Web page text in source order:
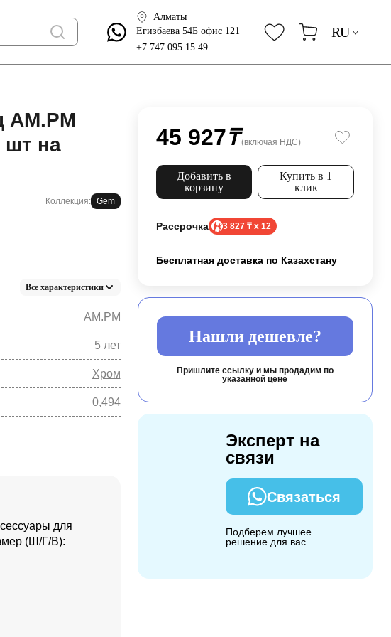
Алматы
Егизбаева 54Б офис 121
+7 747 095 15 49
RU
AM.PM
шт на
Коллекция: Gem
Все характеристики
AM.PM
5 лет
Хром
0,494
45 927₸ (включая НДС)
Добавить в
корзину
Купить в 1
клик
Рассрочка 3 827 ₸ x 12
Бесплатная доставка по Казахстану
Нашли дешевле?
Пришлите ссылку и мы продадим по
указанной цене
Эксперт на
связи
Связаться
Подберем лучшее
решение для вас
для
(Ш/Г/В):